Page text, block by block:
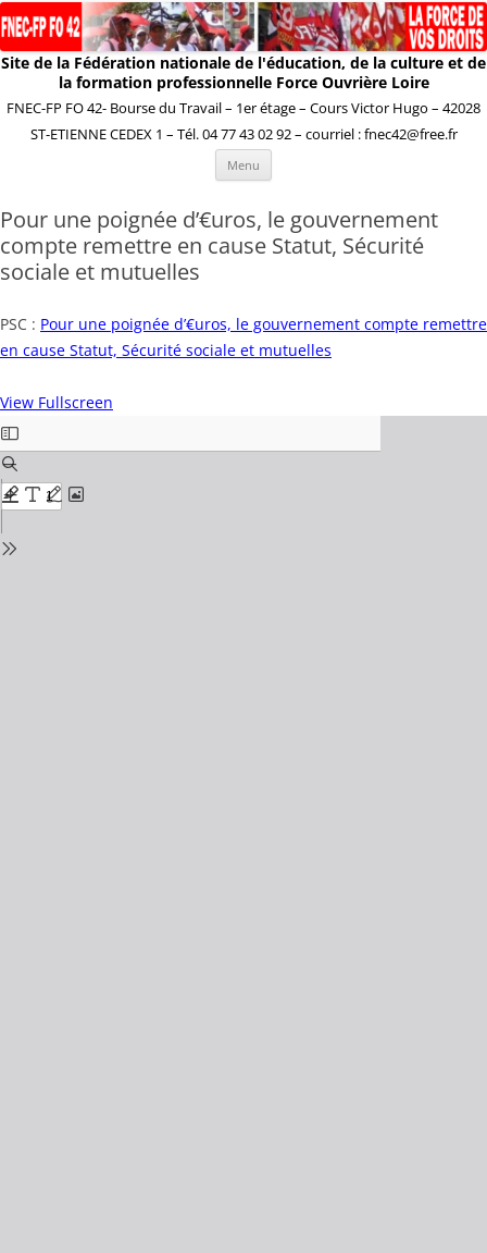
Site de la Fédération nationale de l'éducation, de la culture et de
la formation professionnelle Force Ouvrière Loire
FNEC-FP FO 42- Bourse du Travail – 1er étage – Cours Victor Hugo – 42028
ST-ETIENNE CEDEX 1 – Tél. 04 77 43 02 92 – courriel : fnec42@free.fr
Menu
Pour une poignée d’€uros, le gouvernement
compte remettre en cause Statut, Sécurité
sociale et mutuelles
PSC : Pour une poignée d’€uros, le gouvernement compte remettre
en cause Statut, Sécurité sociale et mutuelles
View Fullscreen